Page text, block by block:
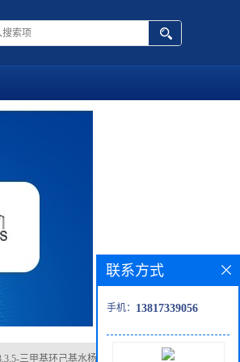
三甲基环己基水杨酸酯 (顺反混合物)
联系方式
手机： 13817339056